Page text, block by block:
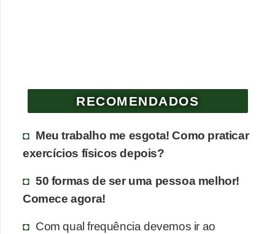
RECOMENDADOS
Meu trabalho me esgota! Como praticar
exercícios físicos depois?
50 formas de ser uma pessoa melhor!
Comece agora!
Com qual frequência devemos ir ao